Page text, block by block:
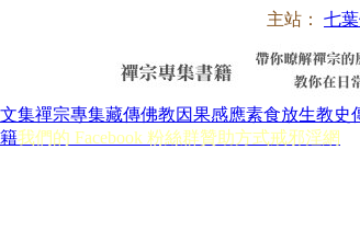
主站： 七
集禪宗專集藏傳佛教因果感應素食放生教史
我們的 Facebook 粉絲群贊助方式戒邪淫網